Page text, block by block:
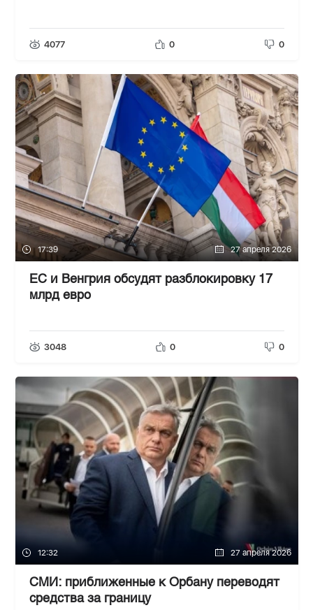
4077 0 0
17:39 27 апреля 2026
ЕС и Венгрия обсудят разблокировку 17
млрд евро
3048 0 0
12:32 27 апреля 2026
СМИ: приближенные к Орбану переводят
средства за границу